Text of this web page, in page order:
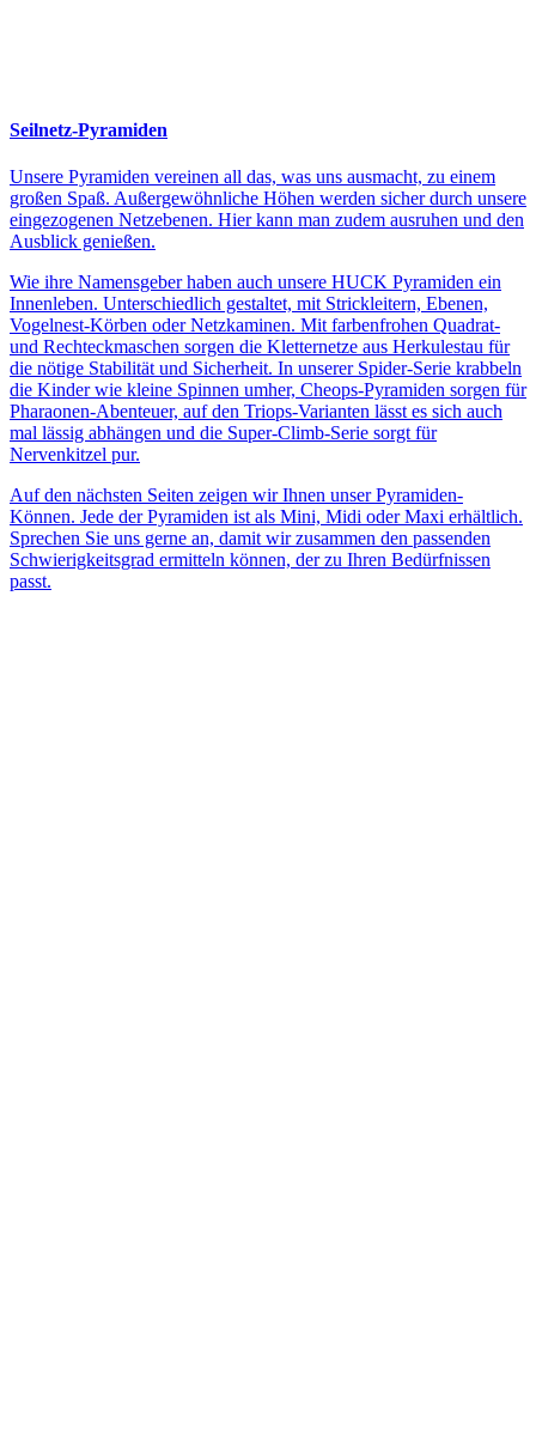
Seilnetz-Pyramiden
Unsere Pyramiden vereinen all das, was uns ausmacht, zu einem
großen Spaß. Außergewöhnliche Höhen werden sicher durch unsere
eingezogenen Netzebenen. Hier kann man zudem ausruhen und den
Ausblick genießen.
Wie ihre Namensgeber haben auch unsere HUCK Pyramiden ein
Innenleben. Unterschiedlich gestaltet, mit Strickleitern, Ebenen,
Vogelnest-Körben oder Netzkaminen. Mit farbenfrohen Quadrat-
und Rechteckmaschen sorgen die Kletternetze aus Herkulestau für
die nötige Stabilität und Sicherheit. In unserer Spider-Serie krabbeln
die Kinder wie kleine Spinnen umher, Cheops-Pyramiden sorgen für
Pharaonen-Abenteuer, auf den Triops-Varianten lässt es sich auch
mal lässig abhängen und die Super-Climb-Serie sorgt für
Nervenkitzel pur.
Auf den nächsten Seiten zeigen wir Ihnen unser Pyramiden-
Können. Jede der Pyramiden ist als Mini, Midi oder Maxi erhältlich.
Sprechen Sie uns gerne an, damit wir zusammen den passenden
Schwierigkeitsgrad ermitteln können, der zu Ihren Bedürfnissen
passt.